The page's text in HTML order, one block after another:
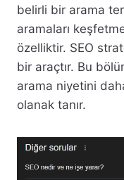
belirli bir arama
aramaları
özelliktir. SEO
bir araçtır. Bu
arama niyetini
olanak tanır.